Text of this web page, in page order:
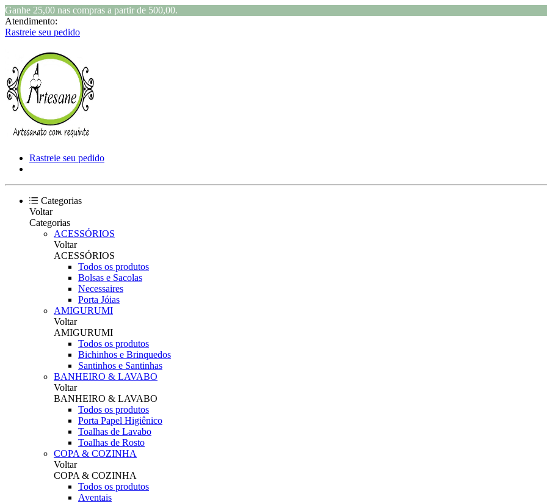
Ganhe 25,00 nas compras a partir de 500,00.
Atendimento:
Rastreie seu pedido
Rastreie seu pedido
Categorias
Voltar
Categorias
ACESSÓRIOS
Voltar
ACESSÓRIOS
Todos os produtos
Bolsas e Sacolas
Necessaires
Porta Jóias
AMIGURUMI
Voltar
AMIGURUMI
Todos os produtos
Bichinhos e Brinquedos
Santinhos e Santinhas
BANHEIRO & LAVABO
Voltar
BANHEIRO & LAVABO
Todos os produtos
Porta Papel Higiênico
Toalhas de Lavabo
Toalhas de Rosto
COPA & COZINHA
Voltar
COPA & COZINHA
Todos os produtos
Aventais